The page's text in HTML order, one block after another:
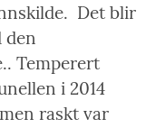
Det blir
den
Temperert
i 2014
raskt var